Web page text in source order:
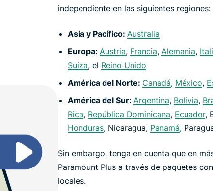
independiente en las siguientes regiones:
Asia y Pacífico: Australia
Europa: Austria, Francia, Alemania,
Suiza, el Reino Unido
América del Norte: Canadá, México,
América del Sur: Argentina, Bolivia,
Rica, República Dominicana, Ecuador,
Honduras, Nicaragua, Panamá,
Sin embargo, tenga en cuenta que en
Paramount Plus a través de paquetes
locales.